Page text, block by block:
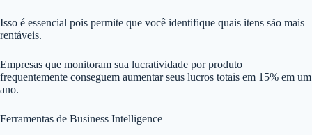
Isso é essencial pois permite que você identifique quais itens são mais
rentáveis.
Empresas que monitoram sua lucratividade por produto
frequentemente conseguem aumentar seus lucros totais em 15% em um
ano.
Ferramentas de Business Intelligence